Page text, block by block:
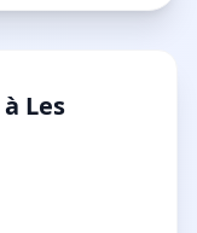
à Les